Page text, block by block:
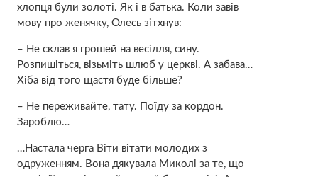
хлопця були золоті. Як і в батька. Коли завів
мову про женячку, Олесь зітхнув:
– Не склав я грошей на весілля, сину.
Розпишіться, візьміть шлюб у церкві. А забава…
Хіба від того щастя буде більше?
– Не переживайте, тату. Поїду за кордон.
Зароблю…
…Настала черга Віти вітати молодих з
одруженням. Вона дякувала Миколі за те, що